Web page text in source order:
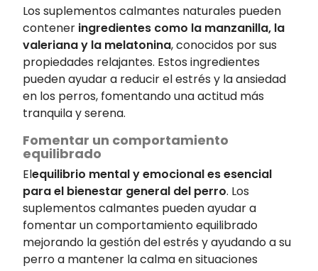
Los suplementos calmantes naturales pueden
contener ingredientes como la manzanilla, la
valeriana y la melatonina, conocidos por sus
propiedades relajantes. Estos ingredientes
pueden ayudar a reducir el estrés y la ansiedad
en los perros, fomentando una actitud más
tranquila y serena.
Fomentar un comportamiento
equilibrado
Elequilibrio mental y emocional es esencial
para el bienestar general del perro. Los
suplementos calmantes pueden ayudar a
fomentar un comportamiento equilibrado
mejorando la gestión del estrés y ayudando a su
perro a mantener la calma en situaciones